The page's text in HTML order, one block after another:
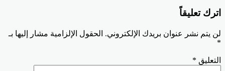
اترك تعليقاً
لن يتم نشر عنوان بريدك الإلكتروني. الحقول الإلزامية مشار إليها بـ
*
التعليق *